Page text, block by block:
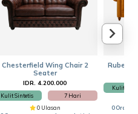
Chesterfield Wing Chair 2
Seater
IDR. 4.200.000
Kulit Sintetis
7 Hari
0 Ulasan
Ruben
Kulit
0 Orang